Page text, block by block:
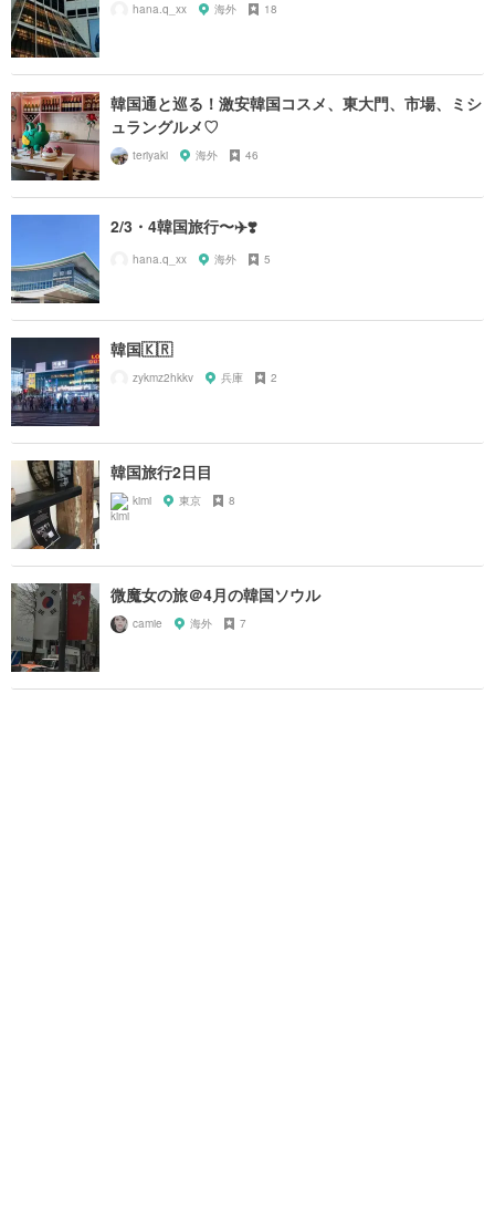
hana.q_xx 海外 18
韓国通と巡る！激安韓国コスメ、東大門、市場、ミシ
ュラングルメ♡
teriyaki 海外 46
2/3・4韓国旅行〜✈️❣️
hana.q_xx 海外 5
韓国🇰🇷
zykmz2hkkv 兵庫 2
韓国旅行2日目
kimi 東京 8
微魔女の旅＠4月の韓国ソウル
camie 海外 7